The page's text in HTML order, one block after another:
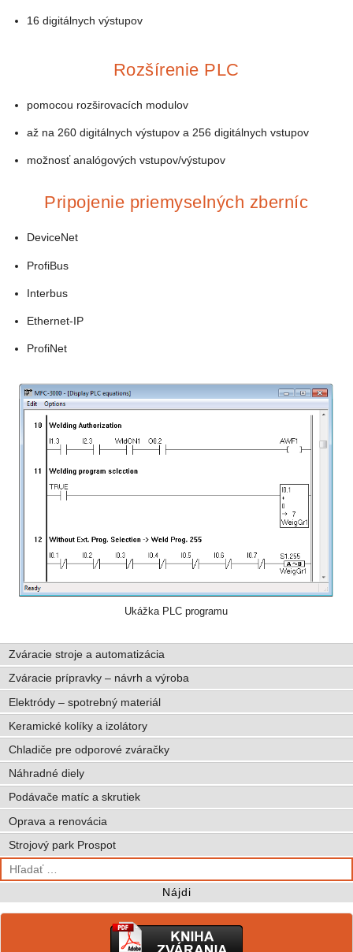
16 digitálnych výstupov
Rozšírenie PLC
pomocou rozširovacích modulov
až na 260 digitálnych výstupov a 256 digitálnych vstupov
možnosť analógových vstupov/výstupov
Pripojenie priemyselných zberníc
DeviceNet
ProfiBus
Interbus
Ethernet-IP
ProfiNet
Ukážka PLC programu
Zváracie stroje a automatizácia
Zváracie prípravky – návrh a výroba
Elektródy – spotrebný materiál
Keramické kolíky a izolátory
Chladiče pre odporové zváračky
Náhradné diely
Podávače matíc a skrutiek
Oprava a renovácia
Strojový park Prospot
Hľadať: